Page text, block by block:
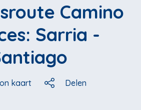
Camino
Sarria -
kaart Delen